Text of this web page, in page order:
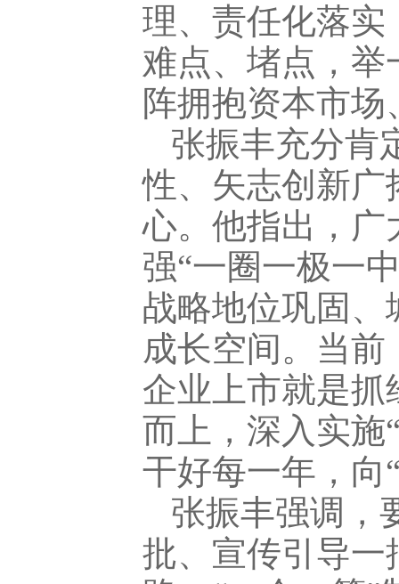
理、责任化落实
难点、堵点，
阵拥抱资本市
张振丰充分肯
性、矢志创新广
心。他指出，广
强“一圈一极一
战略地位巩固
成长空间。当
企业上市就是抓
而上，深入实施
干好每一年，向
张振丰强调，
批、宣传引导一